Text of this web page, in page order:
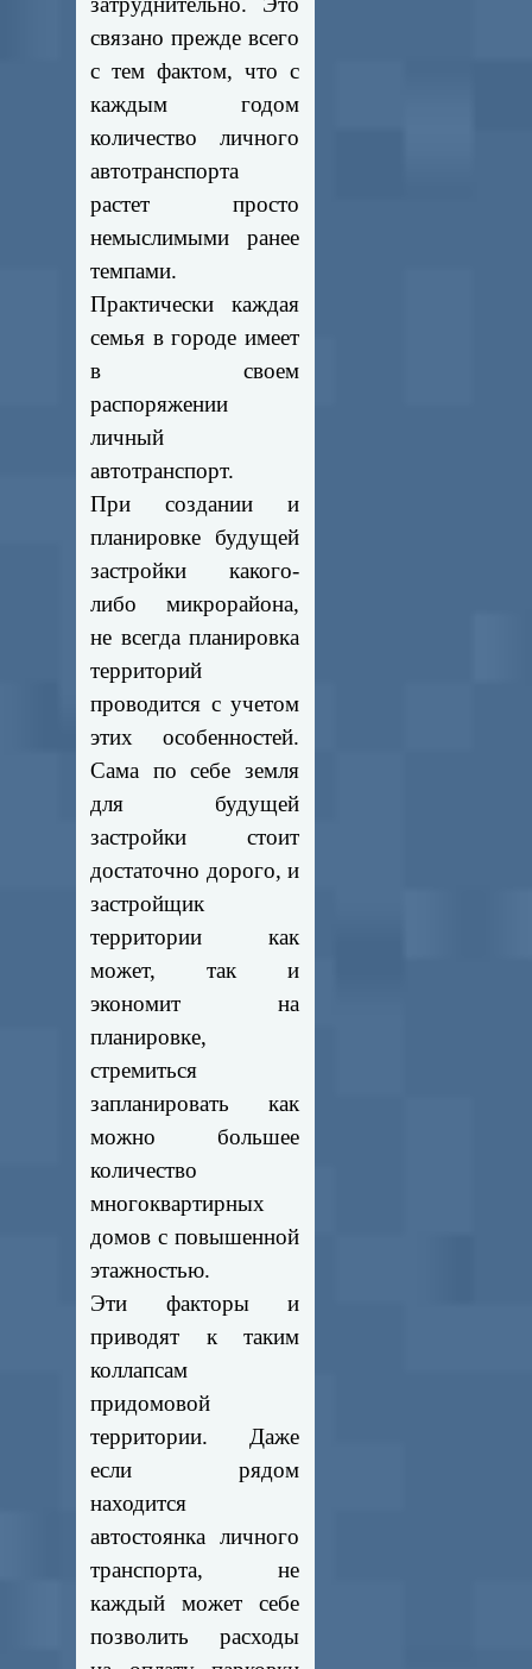
связано прежде всего
с тем фактом, что с
каждым годом
количество личного
автотранспорта
растет просто
немыслимыми ранее
темпами.
Практически каждая
семья в городе имеет
в своем
распоряжении
личный
автотранспорт.
При создании и
планировке будущей
застройки какого-
либо микрорайона,
не всегда планировка
территорий
проводится с учетом
этих особенностей.
Сама по себе земля
для будущей
застройки стоит
достаточно дорого, и
застройщик
территории как
может, так и
экономит на
планировке,
стремиться
запланировать как
можно большее
количество
многоквартирных
домов с повышенной
этажностью.
Эти факторы и
приводят к таким
коллапсам
придомовой
территории. Даже
если рядом
находится
автостоянка личного
транспорта, не
каждый может себе
позволить расходы